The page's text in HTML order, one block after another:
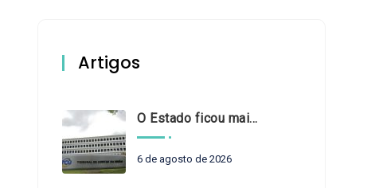
Artigos
O Estado ficou mais complexo. O controle precisa acompanhar
6 de agosto de 2026